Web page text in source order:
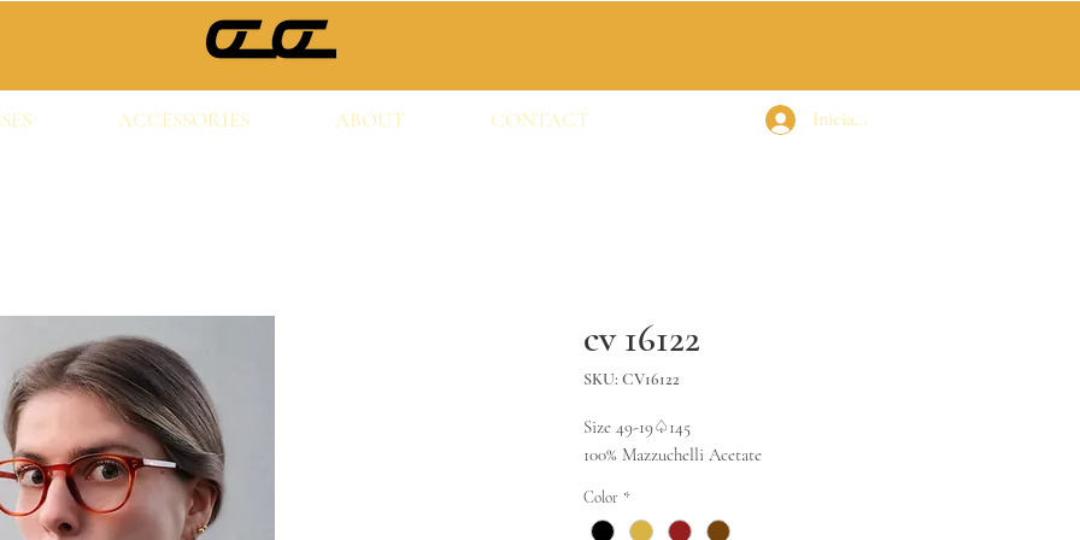
ACCESSORIES ABOUT CONTACT Iniciar sesión
cv 16122
SKU: CV16122
Size 49-19♤145
100% Mazzuchelli Acetate
Color *